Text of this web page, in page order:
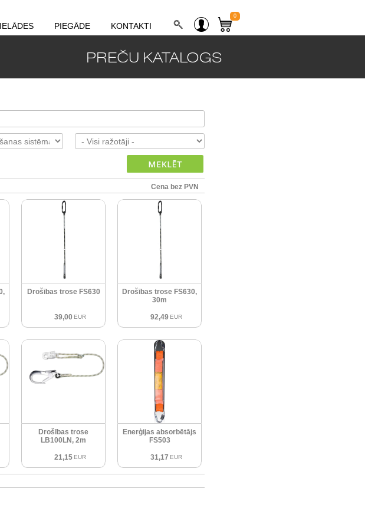
PIEGĀDE KONTAKTI
0
PREČU KATALOGS
Drošības trose FS630
39,00 EUR
Drošības trose FS630,
30m
92,49 EUR
Drošības trose
LB100LN, 2m
21,15 EUR
Enerģijas absorbētājs
FS503
31,17 EUR